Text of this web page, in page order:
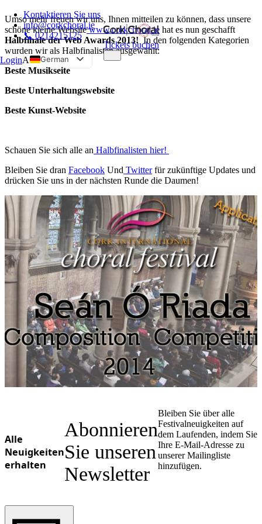
Kontaktieren Sie uns
info@corkchoral.ie
📞 0214215125
LoginA
German
English
Bulgarian
Czech
Estonian
Hungarian
Italian
Polish
Portuguese
Ukrainian
Tickets buchen
Umso mehr freuen wir uns, Ihnen mitteilen zu können, dass unsere
schöne kleine Websitewww.corkchoral.ie hat es nun geschafft
Halbfinale der Web Awards 2013! In den folgenden Kategorien
wurden wir als Halbfinalisten ausgewählt:
Beste Musikseite
Beste Unterhaltungswebsite
Beste Kunst-Website
Schauen Sie sich alle an Halbfinalisten hier!
Bleiben Sie dran Facebook Und Twitterfür zukünftige Updates und
drücken Sie uns in der nächsten Runde die Daumen!
Alle
Neuigkeiten
erhalten
Abonnieren
Sie unseren
Newsletter
Bleiben Sie über alle
Festivalneuigkeiten auf
dem Laufenden, indem Sie
Ihre E-Mail-Adresse zu
unserer Mailingliste
hinzufügen.